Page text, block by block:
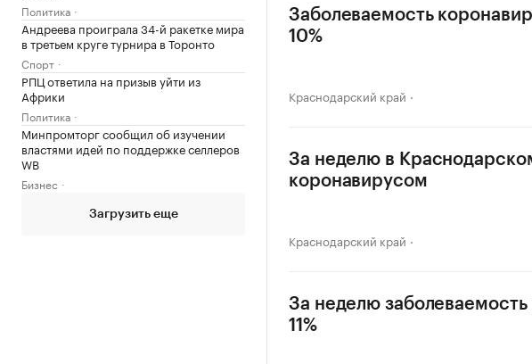
Политика
Андреева проиграла 34-й ракетке мира
в третьем круге турнира в Торонто
Спорт
РПЦ ответила на призыв уйти из
Африки
Политика
Минпромторг сообщил об изучении
властями идей по поддержке селлеров
WB
Бизнес
Загрузить еще
Заболеваемость
10%
Краснодарский край
За неделю в
коронавирусом
Краснодарский край
За неделю
11%